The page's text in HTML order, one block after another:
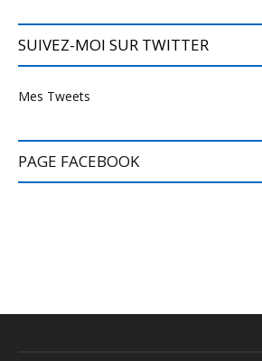
SUIVEZ-MOI SUR TWITTER
Mes Tweets
PAGE FACEBOOK